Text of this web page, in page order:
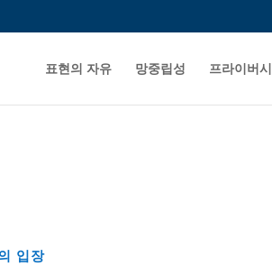
표현의 자유 망중립성 프라이버시
입장